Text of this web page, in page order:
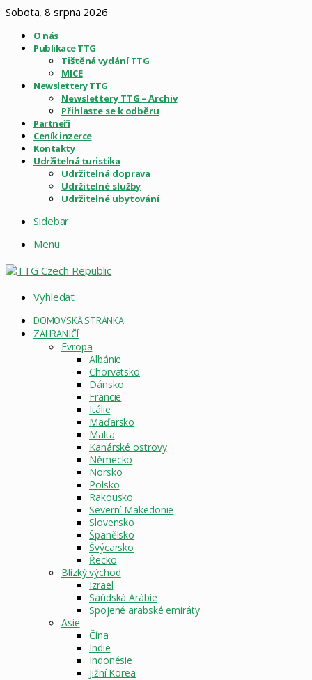
Sobota, 8 srpna 2026
O nás
Publikace TTG
Tištěná vydání TTG
MICE
Newslettery TTG
Newslettery TTG – Archiv
Přihlaste se k odběru
Partneři
Ceník inzerce
Kontakty
Udržitelná turistika
Udržitelná doprava
Udržitelné služby
Udržitelné ubytování
Sidebar
Menu
Vyhledat
DOMOVSKÁ STRÁNKA
ZAHRANIČÍ
Evropa
Albánie
Chorvatsko
Dánsko
Francie
Itálie
Maďarsko
Malta
Kanárské ostrovy
Německo
Norsko
Polsko
Rakousko
Severní Makedonie
Slovensko
Španělsko
Švýcarsko
Řecko
Blízký východ
Izrael
Saúdská Arábie
Spojené arabské emiráty
Asie
Čína
Indie
Indonésie
Jižní Korea